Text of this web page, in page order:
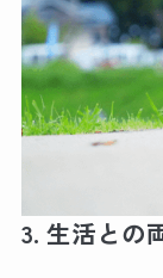
3. 生活との